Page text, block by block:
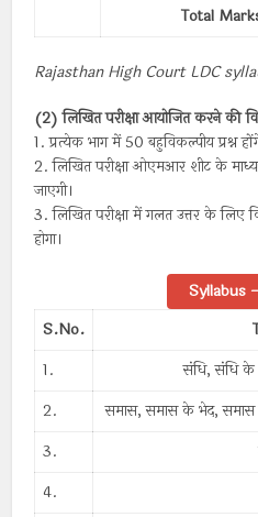
Total
Rajasthan High Court LDC
(2) लिखित परीक्षा आयोजित करने की
1. प्रत्येक भाग में 50 बहुविकल्पीय प्रश्न
2. लिखित परीक्षा ओएमआर शीट के
जाएगी।
3. लिखित परीक्षा में गलत उत्तर के लिए
होगा।
Syllabus
S.No.
1.
संधि, संधि के
2.
समास, समास के भेद, समास
3.
4.